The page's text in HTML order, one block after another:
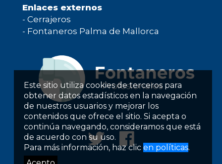
Este sitio utiliza cookies de terceros para
obtener datos estadísticos en la navegación
de nuestros usuarios y mejorar los
contenidos que ofrece el sitio. Si acepta o
continúa navegando, consideramos que está
de acuerdo con su uso.
Para más información, haz clic en políticas.
Enlaces externos
- Cerrajeros
- Fontaneros Palma de Mallorca